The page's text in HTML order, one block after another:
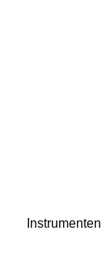
Instrumenten